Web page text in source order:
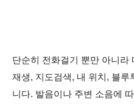
단순히 전화걸기 뿐만 아니라
재생, 지도검색, 내 위치, 블
니다. 발음이나 주변 소음에